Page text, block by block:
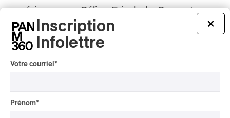
aérienne par Céline Frisch duConcerto
pour clavecin en la majeur
dont les deuxième et troisième
mouvements étaient particulièrement
planant et endiablé. En mettant comme
trame programmatique les soirées
×
Inscription
Infolettre
Votre courriel *
Prénom*